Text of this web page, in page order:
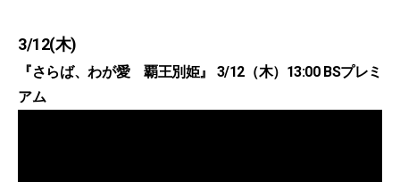
3/12(木)
『さらば、わが愛 覇王別姫』 3/12（木）13:00 BSプレミ
アム